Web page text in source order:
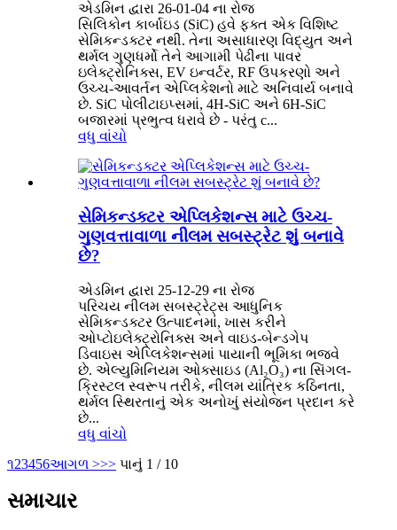
એડમિન દ્વારા 26-01-04 ના રોજ
સિલિકોન કાર્બાઇડ (SiC) હવે ફક્ત એક વિશિષ્ટ
સેમિકન્ડક્ટર નથી. તેના અસાધારણ વિદ્યુત અને
થર્મલ ગુણધર્મો તેને આગામી પેઢીના પાવર
ઇલેક્ટ્રોનિક્સ, EV ઇન્વર્ટર, RF ઉપકરણો અને
ઉચ્ચ-આવર્તન એપ્લિકેશનો માટે અનિવાર્ય બનાવે
છે. SiC પોલીટાઇપ્સમાં, 4H-SiC અને 6H-SiC
બજારમાં પ્રભુત્વ ધરાવે છે - પરંતુ c...
વધુ વાંચો
સેમિકન્ડક્ટર એપ્લિકેશન્સ માટે ઉચ્ચ-
ગુણવત્તાવાળા નીલમ સબસ્ટ્રેટ શું બનાવે
છે?
એડમિન દ્વારા 25-12-29 ના રોજ
પરિચય નીલમ સબસ્ટ્રેટ્સ આધુનિક
સેમિકન્ડક્ટર ઉત્પાદનમાં, ખાસ કરીને
ઓપ્ટોઇલેક્ટ્રોનિક્સ અને વાઇડ-બેન્ડગેપ
ડિવાઇસ એપ્લિકેશન્સમાં પાયાની ભૂમિકા ભજવે
છે. એલ્યુમિનિયમ ઓક્સાઇડ (Al₂O₃) ના સિંગલ-
ક્રિસ્ટલ સ્વરૂપ તરીકે, નીલમ યાંત્રિક કઠિનતા,
થર્મલ સ્થિરતાનું એક અનોખું સંયોજન પ્રદાન કરે
છે...
વધુ વાંચો
૧23456આગળ >>> પાનું 1 / 10
સમાચાર